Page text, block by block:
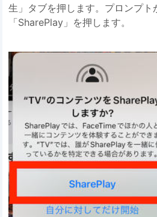
生」タブを押します。プロンプト
「SharePlay」を押します。